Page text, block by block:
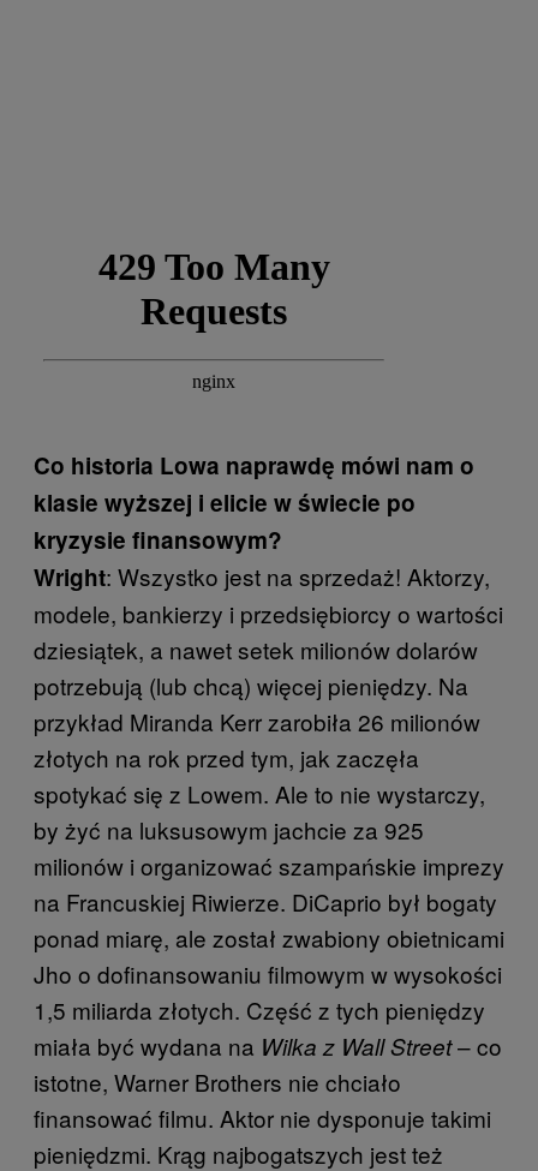
Co historia Lowa naprawdę mówi nam o
klasie wyższej i elicie w świecie po
kryzysie finansowym?
Wright: Wszystko jest na sprzedaż! Aktorzy,
modele, bankierzy i przedsiębiorcy o wartości
dziesiątek, a nawet setek milionów dolarów
potrzebują (lub chcą) więcej pieniędzy. Na
przykład Miranda Kerr zarobiła 26 milionów
złotych na rok przed tym, jak zaczęła
spotykać się z Lowem. Ale to nie wystarczy,
by żyć na luksusowym jachcie za 925
milionów i organizować szampańskie imprezy
na Francuskiej Riwierze. DiCaprio był bogaty
ponad miarę, ale został zwabiony obietnicami
Jho o dofinansowaniu filmowym w wysokości
1,5 miliarda złotych. Część z tych pieniędzy
miała być wydana na Wilka z Wall Street– co
istotne, Warner Brothers nie chciało
finansować filmu. Aktor nie dysponuje takimi
pieniędzmi. Krąg najbogatszych jest też